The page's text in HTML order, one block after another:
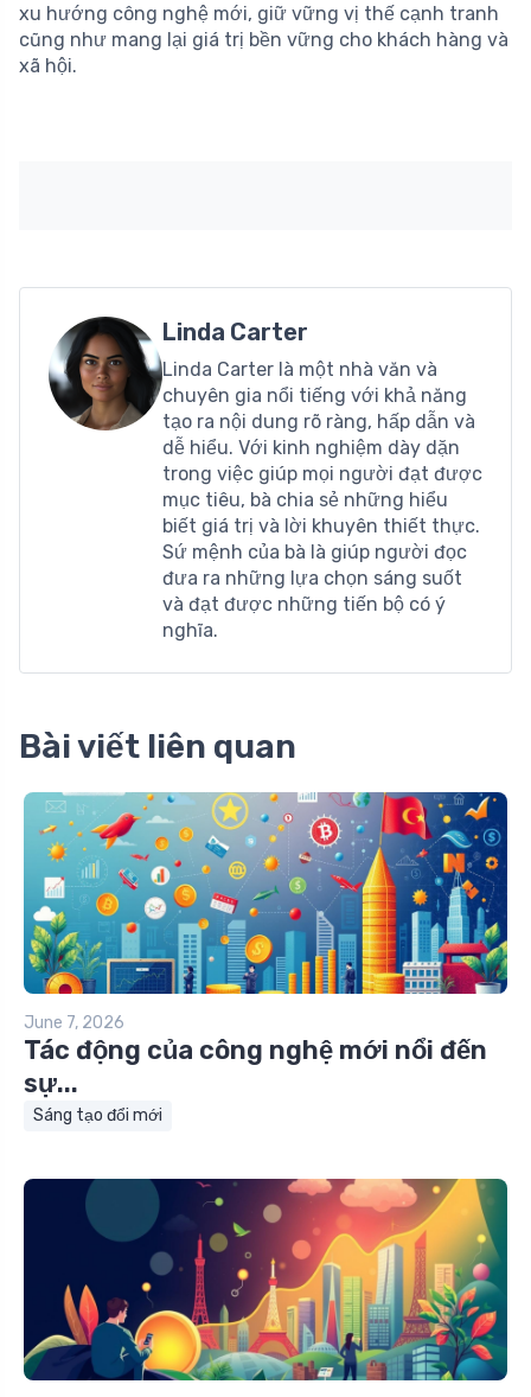
xu hướng công nghệ mới, giữ vững vị thế cạnh tranh
cũng như mang lại giá trị bền vững cho khách hàng và
xã hội.
Linda Carter
Linda Carter là một nhà văn và
chuyên gia nổi tiếng với khả năng
tạo ra nội dung rõ ràng, hấp dẫn và
dễ hiểu. Với kinh nghiệm dày dặn
trong việc giúp mọi người đạt được
mục tiêu, bà chia sẻ những hiểu
biết giá trị và lời khuyên thiết thực.
Sứ mệnh của bà là giúp người đọc
đưa ra những lựa chọn sáng suốt
và đạt được những tiến bộ có ý
nghĩa.
Bài viết liên quan
June 7, 2026
Tác động của công nghệ mới nổi đến
sự...
Sáng tạo đổi mới